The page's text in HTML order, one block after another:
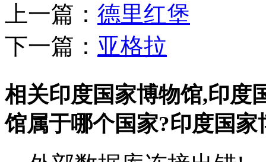
上一篇： 德里红堡
下一篇： 亚格拉
相关印度国家博物馆,印度
馆属于哪个国家?印度国